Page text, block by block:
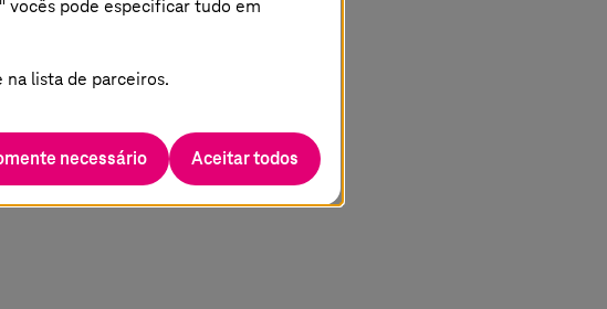
vocês pode especificar tudo em
lista de parceiros.
necessário Aceitar todos